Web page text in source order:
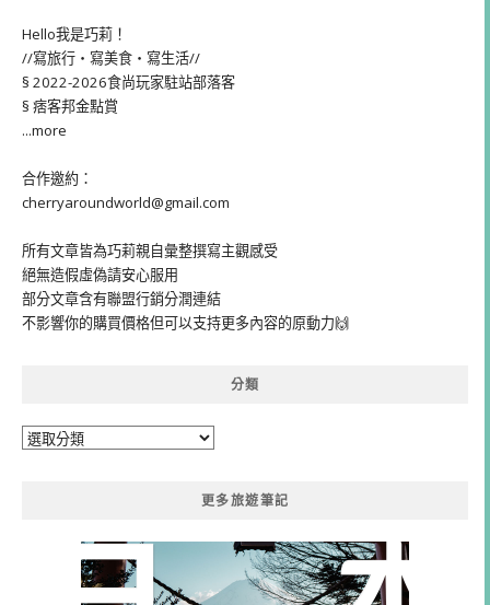
Hello我是巧莉！
//寫旅行・寫美食・寫生活//
§ 2022-2026食尚玩家駐站部落客
§ 痞客邦金點賞
...more
合作邀約：
cherryaroundworld@gmail.com
所有文章皆為巧莉親自彙整撰寫主觀感受
絕無造假虛偽請安心服用
部分文章含有聯盟行銷分潤連結
不影響你的購買價格但可以支持更多內容的原動力🙌
分類
分
更多旅遊筆記